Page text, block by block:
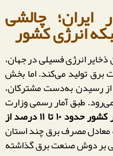
چالشی
انرژی کشور
ذخایر انرژی فسیلی در جهان،
برق تولید می‌کند. اما بخش
از رسیدن به‌دست مشترکان،
طبق آمار رسمی وزارت
میانگین هدررفت برق در کشور حدود ۱۰ تا ۱۱ درصد از
مصرف برق چند استان
بر دوش صنعت برق گذاشته